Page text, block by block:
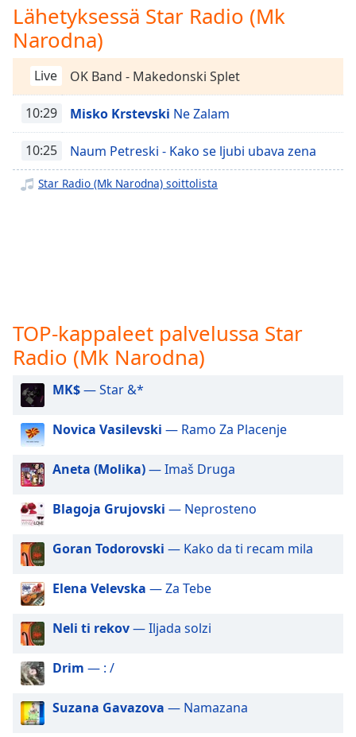
Chapters
Chapters
Descriptions
descriptions
off,
Subtitles
off,
selected
Track
in-
Picture
This
modal
window.
Beginning
window.
Escape
cancel
and
close
Lähetyksessä Star Radio (Mk
Narodna)
Live OK Band - Makedonski Splet
10:29 Misko Krstevski Ne Zalam
10:25 Naum Petreski - Kako se ljubi ubava zena
Star Radio (Mk Narodna) soittolista
TOP-kappaleet palvelussa Star
Radio (Mk Narodna)
MK$— Star &*
Novica Vasilevski — Ramo Za Placenje
Aneta (Molika)— Imaš Druga
Blagoja Grujovski — Neprosteno
Goran Todorovski — Kako da ti recam mila
Elena Velevska — Za Tebe
Neli ti rekov— Iljada solzi
Drim — : /
Suzana Gavazova — Namazana